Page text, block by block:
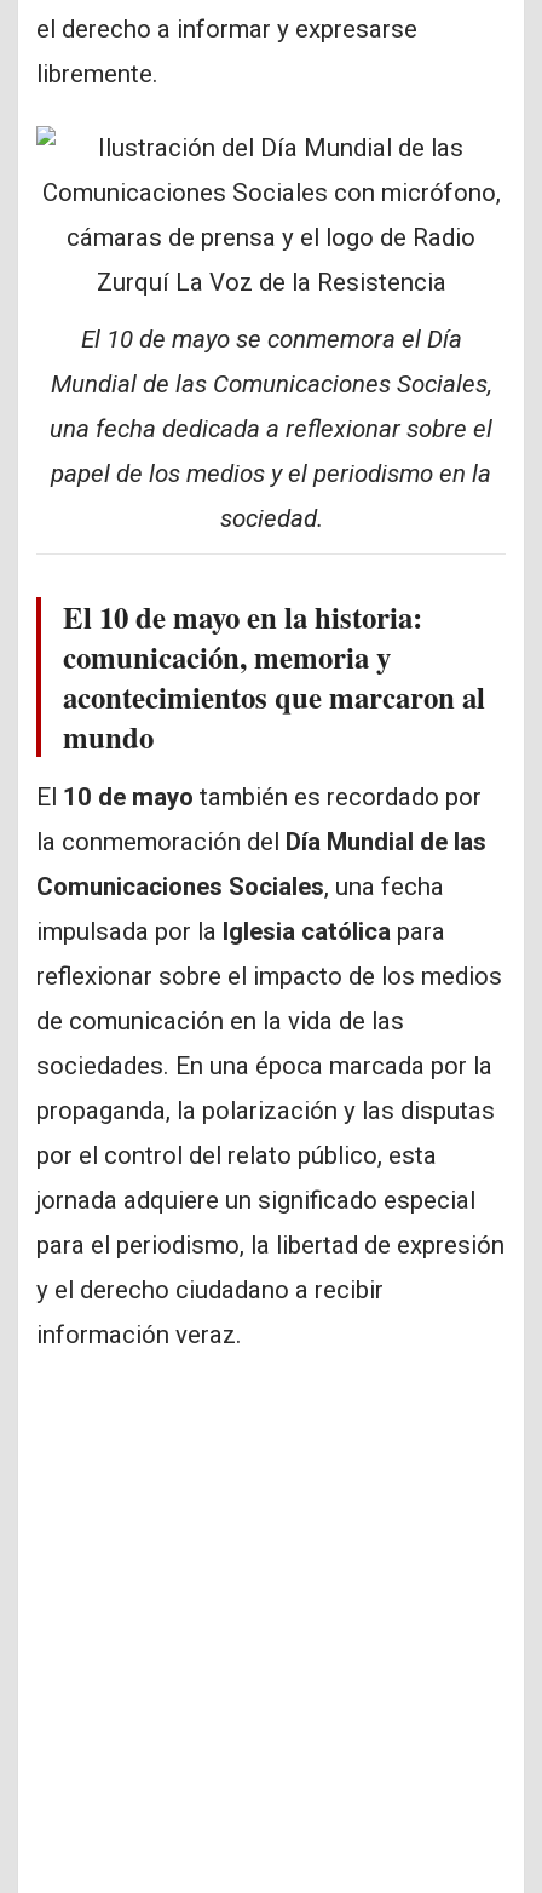
el derecho a informar y expresarse
libremente.
El 10 de mayo se conmemora el Día
Mundial de las Comunicaciones Sociales,
una fecha dedicada a reflexionar sobre el
papel de los medios y el periodismo en la
sociedad.
El 10 de mayo en la historia:
comunicación, memoria y
acontecimientos que marcaron al
mundo
El 10 de mayo también es recordado por
la conmemoración del Día Mundial de las
Comunicaciones Sociales, una fecha
impulsada por la Iglesia católica para
reflexionar sobre el impacto de los medios
de comunicación en la vida de las
sociedades. En una época marcada por la
propaganda, la polarización y las disputas
por el control del relato público, esta
jornada adquiere un significado especial
para el periodismo, la libertad de expresión
y el derecho ciudadano a recibir
información veraz.